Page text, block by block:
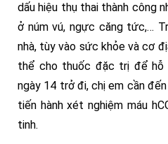
dấu hiệu thụ thai thành công
ở núm vú, ngực căng tức,…
nhà, tùy vào sức khỏe và cơ
thể cho thuốc đặc trị để hỗ
ngày 14 trở đi, chị em cần
tiến hành xét nghiệm máu
tinh.